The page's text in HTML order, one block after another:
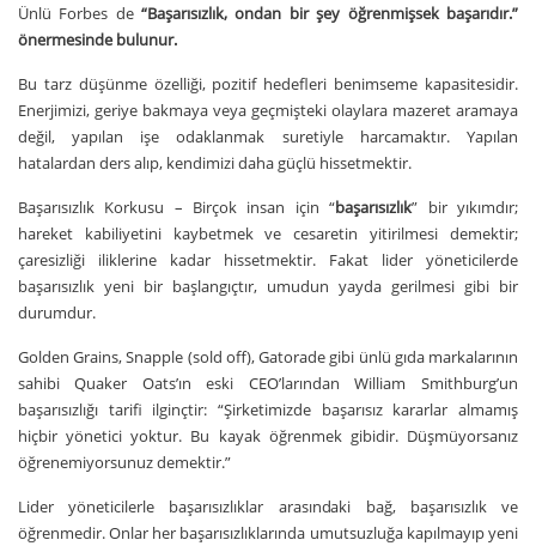
Ünlü Forbes de“Başarısızlık, ondan bir şey öğrenmişsek başarıdır.”
önermesinde bulunur.
Bu tarz düşünme özelliği, pozitif hedefleri benimseme kapasitesidir.
Enerjimizi, geriye bakmaya veya geçmişteki olaylara mazeret aramaya
değil, yapılan işe odaklanmak suretiyle harcamaktır. Yapılan
hatalardan ders alıp, kendimizi daha güçlü hissetmektir.
Başarısızlık Korkusu – Birçok insan için “başarısızlık” bir yıkımdır;
hareket kabiliyetini kaybetmek ve cesaretin yitirilmesi demektir;
çaresizliği iliklerine kadar hissetmektir. Fakat lider yöneticilerde
başarısızlık yeni bir başlangıçtır, umudun yayda gerilmesi gibi bir
durumdur.
Golden Grains, Snapple (sold off), Gatorade gibi ünlü gıda markalarının
sahibi Quaker Oats’ın eski CEO’larından William Smithburg’un
başarısızlığı tarifi ilginçtir: “Şirketimizde başarısız kararlar almamış
hiçbir yönetici yoktur. Bu kayak öğrenmek gibidir. Düşmüyorsanız
öğrenemiyorsunuz demektir.”
Lider yöneticilerle başarısızlıklar arasındaki bağ, başarısızlık ve
öğrenmedir. Onlar her başarısızlıklarında umutsuzluğa kapılmayıp yeni